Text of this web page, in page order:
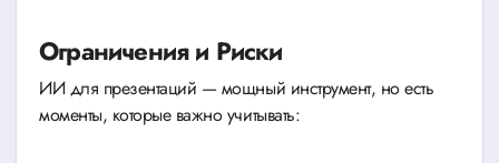
Ограничения и Риски
ИИ для презентаций — мощный инструмент, но есть
моменты, которые важно учитывать: